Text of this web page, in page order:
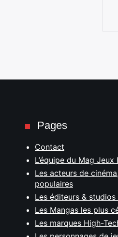
Pages
Contact
L’équipe du Mag Jeux
Les acteurs de
populaires
Les éditeurs &
Les Mangas les plus
Les marques High-